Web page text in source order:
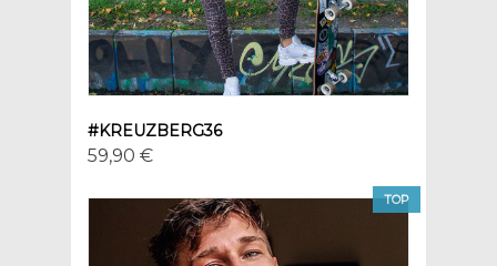
#KREUZBERG36
59,90 €
TOP